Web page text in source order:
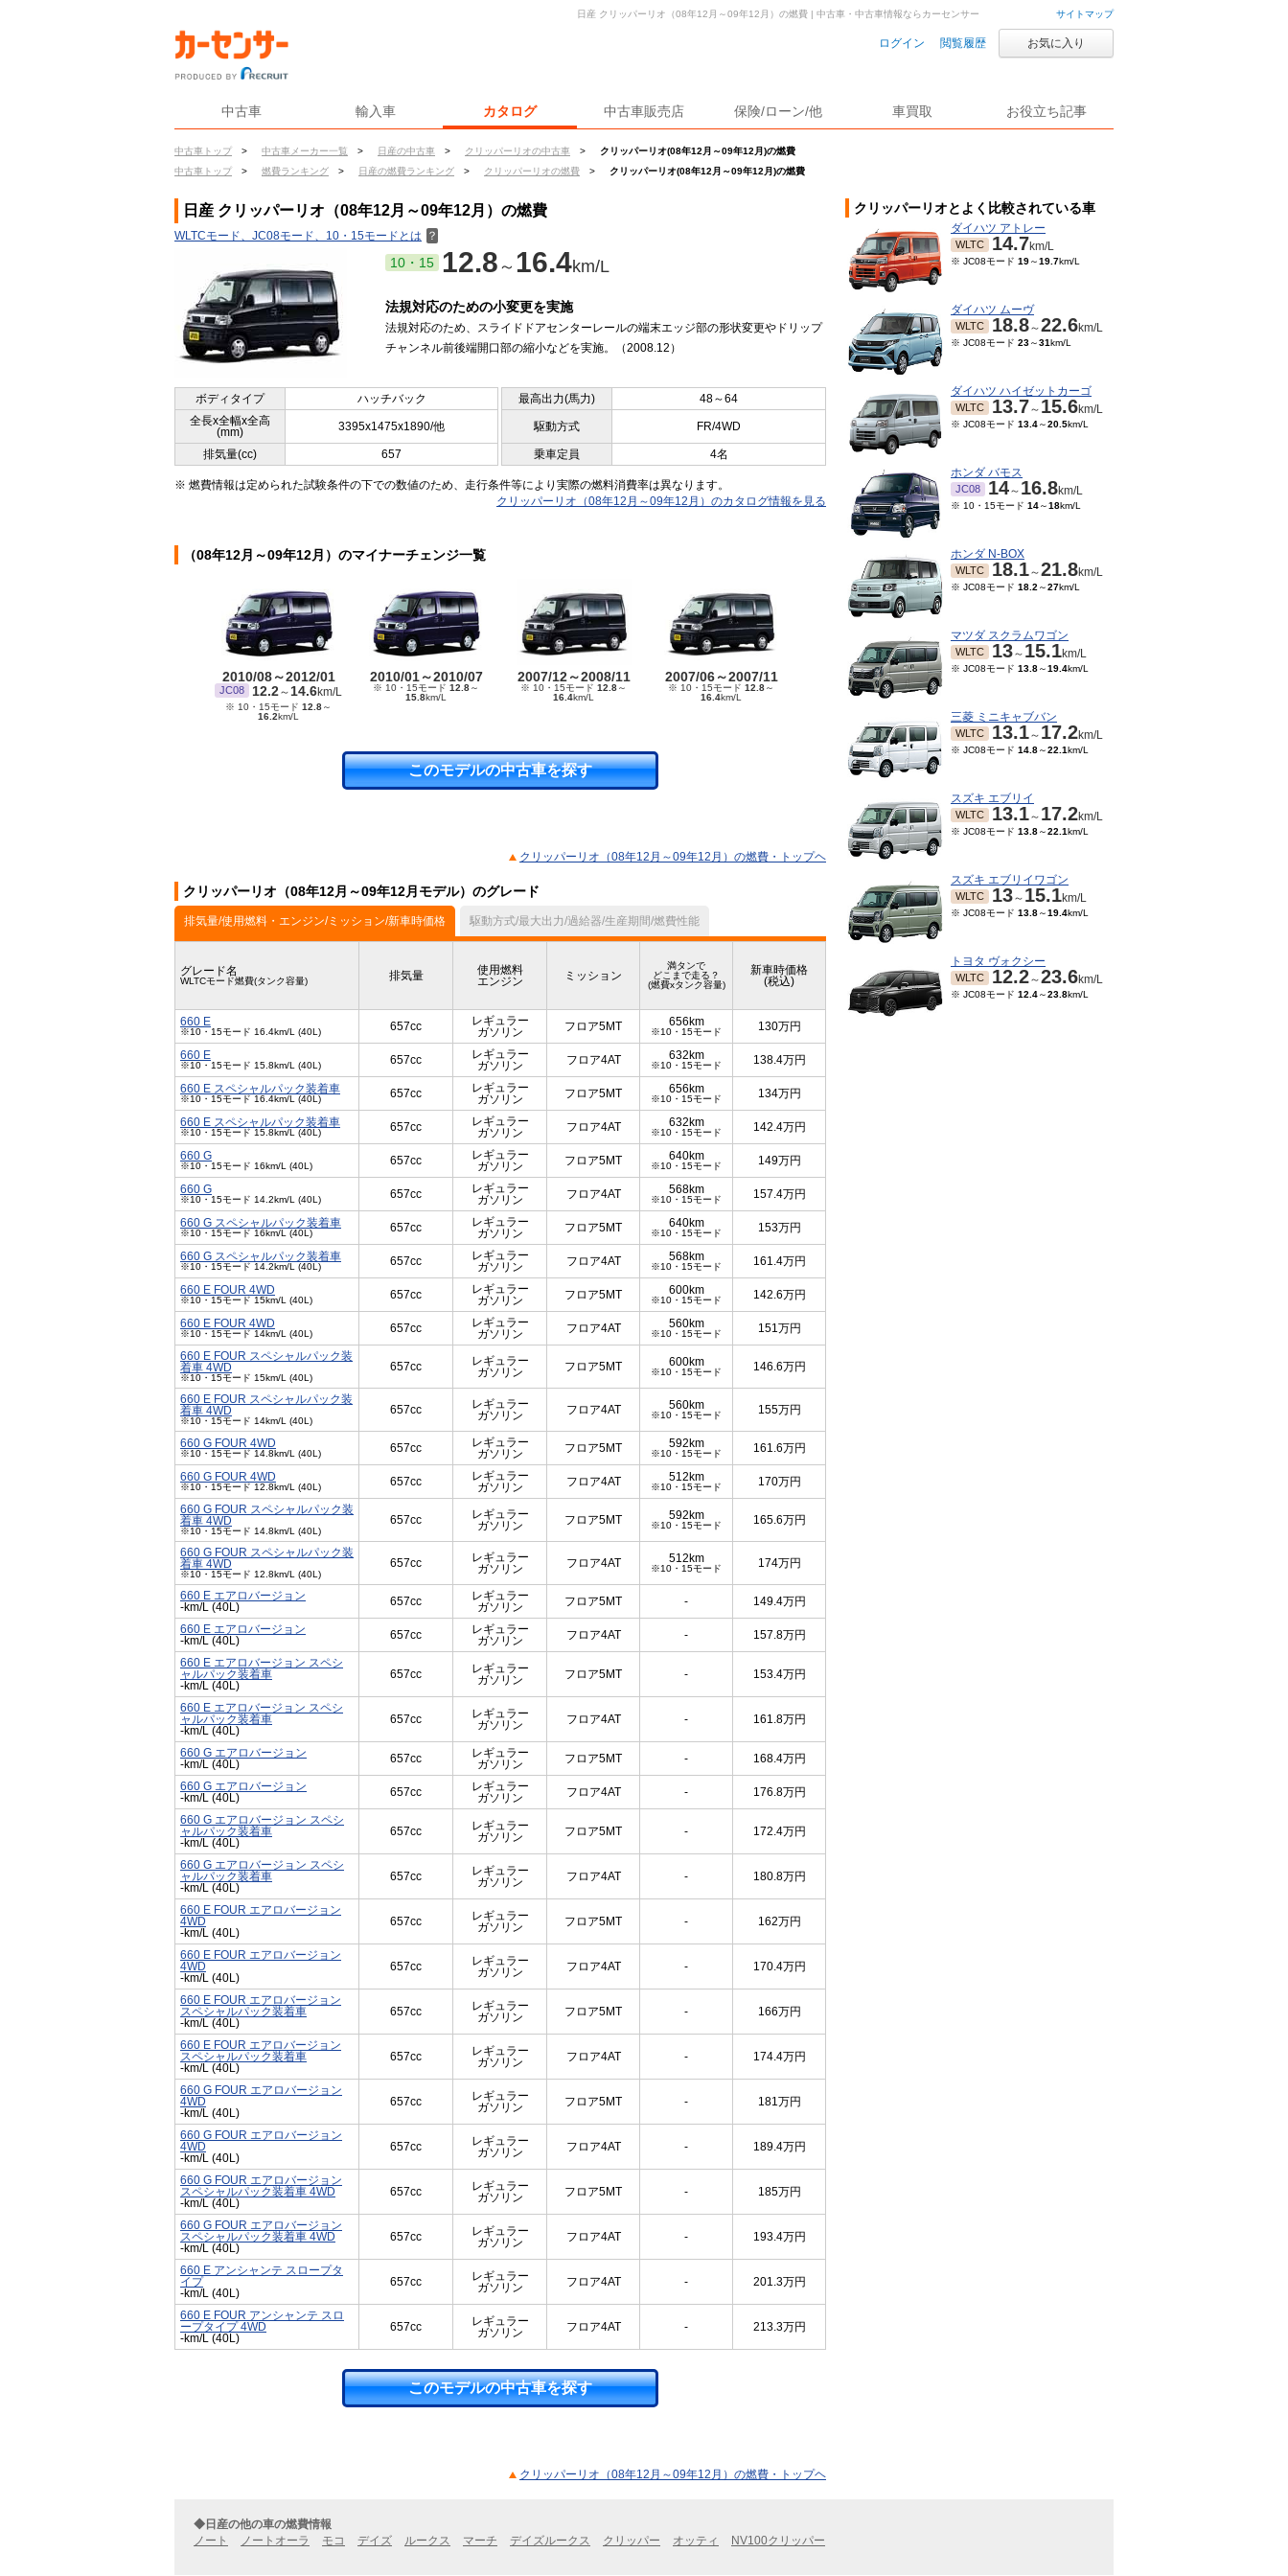
サイトマップ
ログイン 閲覧履歴 お気に入り
中古車 輸入車 カタログ 中古車販売店 保険/ローン/他 車買取 お役立ち記事
中古車トップ > 中古車メーカー一覧 > 日産の中古車 > クリッパーリオの中古車 >
クリッパーリオ(08年12月～09年12月)の燃費
中古車トップ
> 燃費ランキング > 日産の燃費ランキング > クリッパーリオの燃費 > クリッパーリオ(08年12月～09年12月)の燃費
日産 クリッパーリオ（08年12月～09年12月）の燃費 | 中古車・中古車情報ならカーセンサー
日産 クリッパーリオ（08年12月～09年12月）の燃費
WLTCモード、JC08モード、10・15モードとは ？
10・15 12.8 ～ 16.4km/L
法規対応のための小変更を実施
法規対応のため、スライドドアセンターレールの端末エッジ部の形状変更やドリップ
チャンネル前後端開口部の縮小などを実施。（2008.12）
ボディタイプ ハッチバック 最高出力(馬力)
48～64
全長x全幅x全高
(mm)
3395x1475x1890/他 駆動方式 FR/4WD
排気量(cc) 657 乗車定員 4名
※ 燃費情報は定められた試験条件の下での数値のため、走行条件等により実際の燃料消費率は異なります。
クリッパーリオ（08年12月～09年12月）のカタログ情報を見る
（08年12月～09年12月）のマイナーチェンジ一覧
2010/08～2012/01
JC08 12.2～ 14.6km/L
※ 10・15モード 12.8～
16.2km/L
2010/01～2010/07
※ 10・15モード 12.8～
15.8km/L
2007/12～2008/11
※ 10・15モード 12.8～
16.4km/L
2007/06～2007/11
※ 10・15モード 12.8～
16.4km/L
このモデルの中古車を探す
クリッパーリオ（08年12月～09年12月）の燃費・トップヘ
クリッパーリオ（08年12月～09年12月モデル）のグレード
排気量/使用燃料・エンジン/ミッション/新車時価格 駆動方式/最大出力/過給器/生産期間/燃費性能
グレード名
WLTCモード燃費(タンク容量) 排気量
使用燃料
エンジン
ミッション
満タンで
どこまで走る？
(燃費xタンク容量)
新車時価格
(税込)
660 E
※10・15モード 16.4km/L (40L) 657cc
レギュラー
ガソリン
フロア5MT 656km
※10・15モード 130万円
660 E
※10・15モード 15.8km/L (40L) 657cc
レギュラー
ガソリン
フロア4AT 632km
※10・15モード 138.4万円
660 E スペシャルパック装着車
※10・15モード 16.4km/L (40L) 657cc
レギュラー
ガソリン
フロア5MT 656km
※10・15モード 134万円
660 E スペシャルパック装着車
※10・15モード 15.8km/L (40L) 657cc
レギュラー
ガソリン
フロア4AT 632km
※10・15モード 142.4万円
660 G
※10・15モード 16km/L (40L) 657cc
レギュラー
ガソリン
フロア5MT 640km
※10・15モード 149万円
660 G
※10・15モード 14.2km/L (40L) 657cc
レギュラー
ガソリン
フロア4AT 568km
※10・15モード 157.4万円
660 G スペシャルパック装着車
※10・15モード 16km/L (40L) 657cc
レギュラー
ガソリン
フロア5MT 640km
※10・15モード 153万円
660 G スペシャルパック装着車
※10・15モード 14.2km/L (40L) 657cc
レギュラー
ガソリン
フロア4AT 568km
※10・15モード 161.4万円
660 E FOUR 4WD
※10・15モード 15km/L (40L) 657cc
レギュラー
ガソリン
フロア5MT 600km
※10・15モード 142.6万円
660 E FOUR 4WD
※10・15モード 14km/L (40L) 657cc
レギュラー
ガソリン
フロア4AT 560km
※10・15モード 151万円
660 E FOUR スペシャルパック装
着車 4WD
※10・15モード 15km/L (40L)
657cc
レギュラー
ガソリン
フロア5MT 600km
※10・15モード 146.6万円
660 E FOUR スペシャルパック装
着車 4WD
※10・15モード 14km/L (40L)
657cc
レギュラー
ガソリン
フロア4AT 560km
※10・15モード 155万円
660 G FOUR 4WD
※10・15モード 14.8km/L (40L) 657cc
レギュラー
ガソリン
フロア5MT 592km
※10・15モード 161.6万円
660 G FOUR 4WD
※10・15モード 12.8km/L (40L) 657cc
レギュラー
ガソリン
フロア4AT 512km
※10・15モード 170万円
660 G FOUR スペシャルパック装
着車 4WD
※10・15モード 14.8km/L (40L)
657cc
レギュラー
ガソリン
フロア5MT 592km
※10・15モード 165.6万円
660 G FOUR スペシャルパック装
着車 4WD
※10・15モード 12.8km/L (40L)
657cc
レギュラー
ガソリン
フロア4AT 512km
※10・15モード 174万円
660 E エアロバージョン
-km/L (40L)
657cc
レギュラー
ガソリン
フロア5MT - 149.4万円
660 E エアロバージョン
-km/L (40L)
657cc
レギュラー
ガソリン
フロア4AT - 157.8万円
660 E エアロバージョン スペシ
ャルパック装着車
-km/L (40L)
657cc
レギュラー
ガソリン
フロア5MT - 153.4万円
660 E エアロバージョン スペシ
ャルパック装着車
-km/L (40L)
657cc
レギュラー
ガソリン
フロア4AT - 161.8万円
660 G エアロバージョン
-km/L (40L)
657cc
レギュラー
ガソリン
フロア5MT - 168.4万円
660 G エアロバージョン
-km/L (40L)
657cc
レギュラー
ガソリン
フロア4AT - 176.8万円
660 G エアロバージョン スペシ
ャルパック装着車
-km/L (40L)
657cc
レギュラー
ガソリン
フロア5MT - 172.4万円
660 G エアロバージョン スペシ
ャルパック装着車
-km/L (40L)
657cc
レギュラー
ガソリン
フロア4AT - 180.8万円
660 E FOUR エアロバージョン
4WD
-km/L (40L)
657cc
レギュラー
ガソリン
フロア5MT - 162万円
660 E FOUR エアロバージョン
4WD
-km/L (40L)
657cc
レギュラー
ガソリン
フロア4AT - 170.4万円
660 E FOUR エアロバージョン
スペシャルパック装着車
-km/L (40L)
657cc
レギュラー
ガソリン
フロア5MT - 166万円
660 E FOUR エアロバージョン
スペシャルパック装着車
-km/L (40L)
657cc
レギュラー
ガソリン
フロア4AT - 174.4万円
660 G FOUR エアロバージョン
4WD
-km/L (40L)
657cc
レギュラー
ガソリン
フロア5MT - 181万円
660 G FOUR エアロバージョン
4WD
-km/L (40L)
657cc
レギュラー
ガソリン
フロア4AT - 189.4万円
660 G FOUR エアロバージョン
スペシャルパック装着車 4WD
-km/L (40L)
657cc
レギュラー
ガソリン
フロア5MT - 185万円
660 G FOUR エアロバージョン
スペシャルパック装着車 4WD
-km/L (40L)
657cc
レギュラー
ガソリン
フロア4AT - 193.4万円
660 E アンシャンテ スロープタ
イプ
-km/L (40L)
657cc
レギュラー
ガソリン
フロア4AT - 201.3万円
660 E FOUR アンシャンテ スロ
ープタイプ 4WD
-km/L (40L)
657cc
レギュラー
ガソリン
フロア4AT - 213.3万円
このモデルの中古車を探す
クリッパーリオ（08年12月～09年12月）の燃費・トップヘ
クリッパーリオとよく比較されている車
ダイハツ アトレー
WLTC 14.7km/L
※ JC08モード 19～19.7km/L
ダイハツ ムーヴ
WLTC 18.8～22.6km/L
※ JC08モード 23～31km/L
ダイハツ ハイゼットカーゴ
WLTC 13.7～ 15.6km/L
※ JC08モード 13.4～20.5km/L
ホンダ バモス
JC08 14～ 16.8km/L
※ 10・15モード 14～18km/L
ホンダ N-BOX
WLTC 18.1～21.8km/L
※ JC08モード 18.2 ～27km/L
マツダ スクラムワゴン
WLTC 13～ 15.1km/L
※ JC08モード 13.8～19.4km/L
三菱 ミニキャブバン
WLTC 13.1～ 17.2km/L
※ JC08モード 14.8～22.1km/L
スズキ エブリイ
WLTC 13.1～ 17.2km/L
※ JC08モード 13.8～22.1km/L
スズキ エブリイワゴン
WLTC 13～ 15.1km/L
※ JC08モード 13.8～19.4km/L
トヨタ ヴォクシー
WLTC 12.2～23.6km/L
※ JC08モード 12.4～23.8km/L
◆日産の他の車の燃費情報
ノート
ノートオーラ モコ デイズ ルークス マーチ デイズルークス クリッパー オッティ NV100クリッパー